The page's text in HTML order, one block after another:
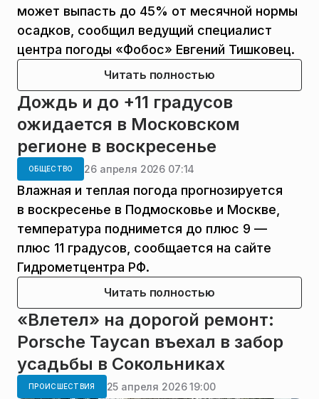
может выпасть до 45% от месячной нормы
осадков, сообщил ведущий специалист
центра погоды «Фобос» Евгений Тишковец.
Читать полностью
Дождь и до +11 градусов
ожидается в Московском
регионе в воскресенье
ОБЩЕСТВО 26 апреля 2026 07:14
Влажная и теплая погода прогнозируется
в воскресенье в Подмосковье и Москве,
температура поднимется до плюс 9 —
плюс 11 градусов, сообщается на сайте
Гидрометцентра РФ.
Читать полностью
«Влетел» на дорогой ремонт:
Porsche Taycan въехал в забор
усадьбы в Сокольниках
ПРОИСШЕСТВИЯ 25 апреля 2026 19:00